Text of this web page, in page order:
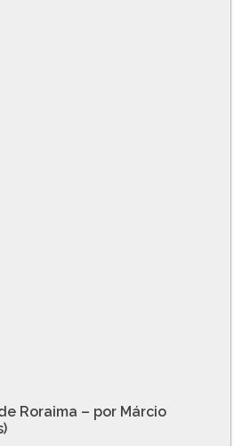
Roraima – por Márcio